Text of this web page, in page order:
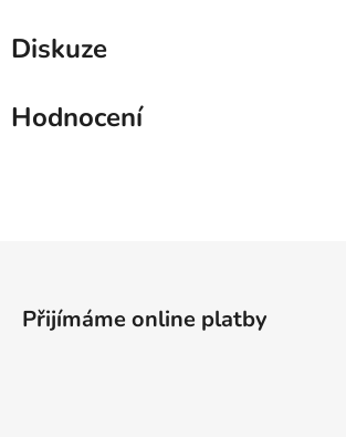
Diskuze
Hodnocení
Přijímáme online platby